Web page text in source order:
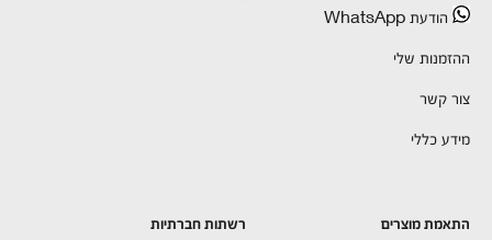
הודעת WhatsApp
ההזמנות שלי
צור קשר
מידע כללי
התאמת מוצרים רשתות חברתיות